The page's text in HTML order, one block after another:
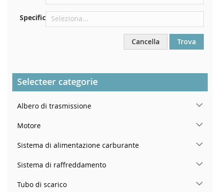
Specific
Cancella Trova
Selecteer categorie
Albero di trasmissione
Motore
Sistema di alimentazione carburante
Sistema di raffreddamento
Tubo di scarico